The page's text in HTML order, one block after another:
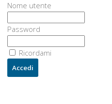
Nome utente
Password
Ricordami